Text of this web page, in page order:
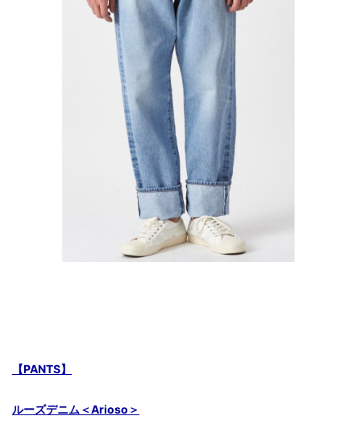
【PANTS】
ルーズデニム＜Arioso＞